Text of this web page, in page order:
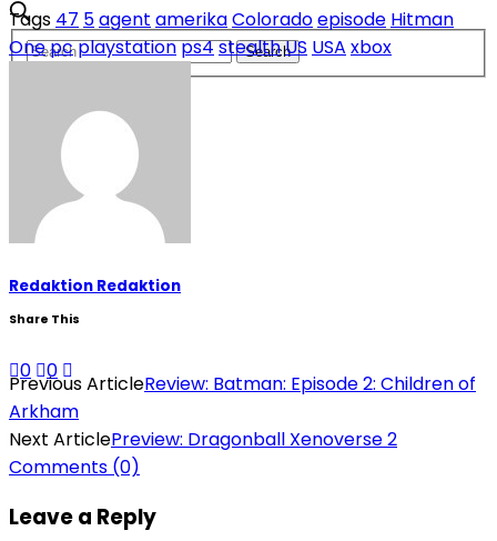
Tags 47 5agent amerikaColoradoepisode Hitman
Onepcplaystationps4stealthUS USA xbox
Redaktion Redaktion
Share This
0 0
Previous ArticleReview: Batman: Episode 2: Children of
Arkham
Next ArticlePreview: Dragonball Xenoverse 2
Comments (0)
Leave a Reply